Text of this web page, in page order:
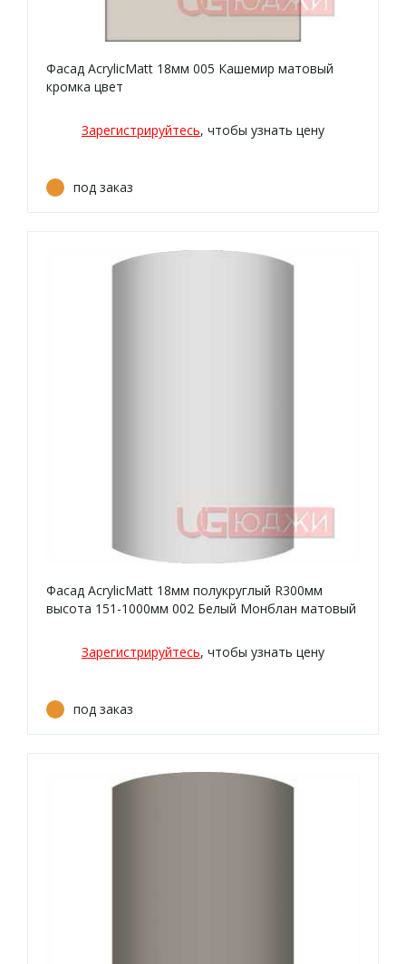
Фасад AcrylicMatt 18мм 005 Кашемир матовый
кромка цвет
Зарегистрируйтесь, чтобы узнать цену
под заказ
Фасад AcrylicMatt 18мм полукруглый R300мм
высота 151-1000мм 002 Белый Монблан матовый
Зарегистрируйтесь, чтобы узнать цену
под заказ